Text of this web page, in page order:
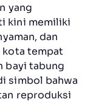
yang
kini memiliki
dan
kota tempat
bayi tabung
simbol bahwa
reproduksi